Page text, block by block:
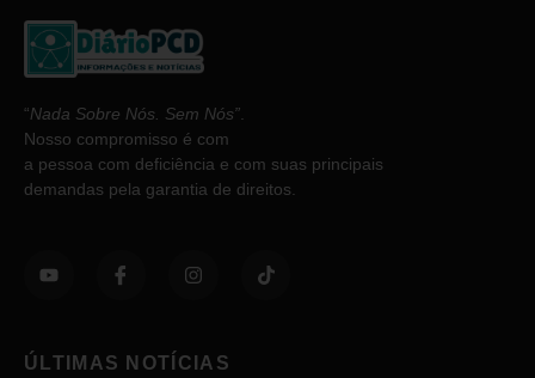
“Nada Sobre Nós. Sem Nós”
Nosso compromisso é com
a pessoa com deficiência e com suas principais
demandas pela garantia de direitos.
ÚLTIMAS NOTÍCIAS